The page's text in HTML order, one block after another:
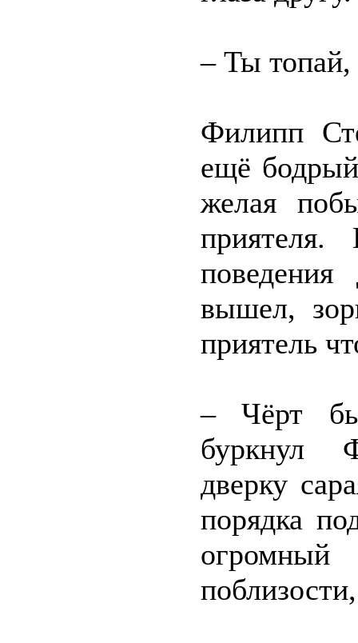
– Ты
Филипп
ещё
желая
приятеля.
вышел,
приятель
– Чёрт
буркнул
дверку
порядка
огромный